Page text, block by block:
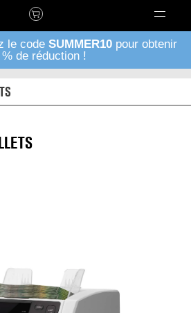
le code SUMMER10 pour obtenir
% de réduction !